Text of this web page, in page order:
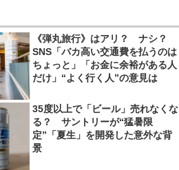
《弾丸旅行》はアリ？ ナシ？
SNS「バカ高い交通費を払うのは
ちょっと」「お金に余裕がある人
だけ」“よく行く人”の意見は
35度以上で「ビール」売れなくな
る？ サントリーが“猛暑限
定”「夏生」を開発した意外な背
景